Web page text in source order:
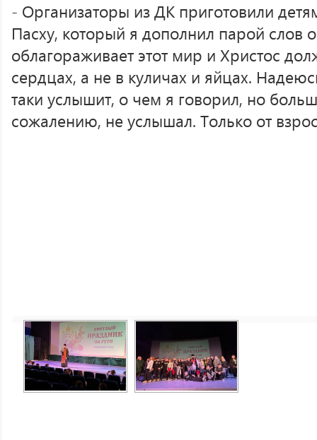
- Организаторы из ДК приготовили
Пасху, который я дополнил парой слов
облагораживает этот мир и Христос
сердцах, а не в куличах и яйцах.
таки услышит, о чем я говорил, но
сожалению, не услышал. Только от